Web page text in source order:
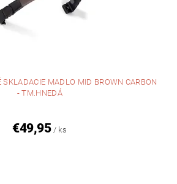
SKLADACIE MADLO MID BROWN CARBON
- TM.HNEDÁ
€49,95 / ks